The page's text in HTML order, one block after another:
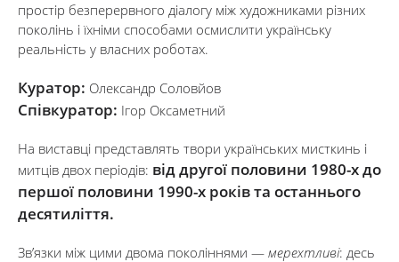
простір безперервного діалогу між художниками різних
поколінь і їхніми способами осмислити українську
реальність у власних роботах.
Куратор: Олександр Соловйов
Співкуратор: Ігор Оксаметний
На виставці представлять твори українських мисткинь і
митців двох періодів: від другої половини 1980-х до
першої половини 1990-х років та останнього
десятиліття.
Зв’язки між цими двома поколіннями — мерехтливі: десь